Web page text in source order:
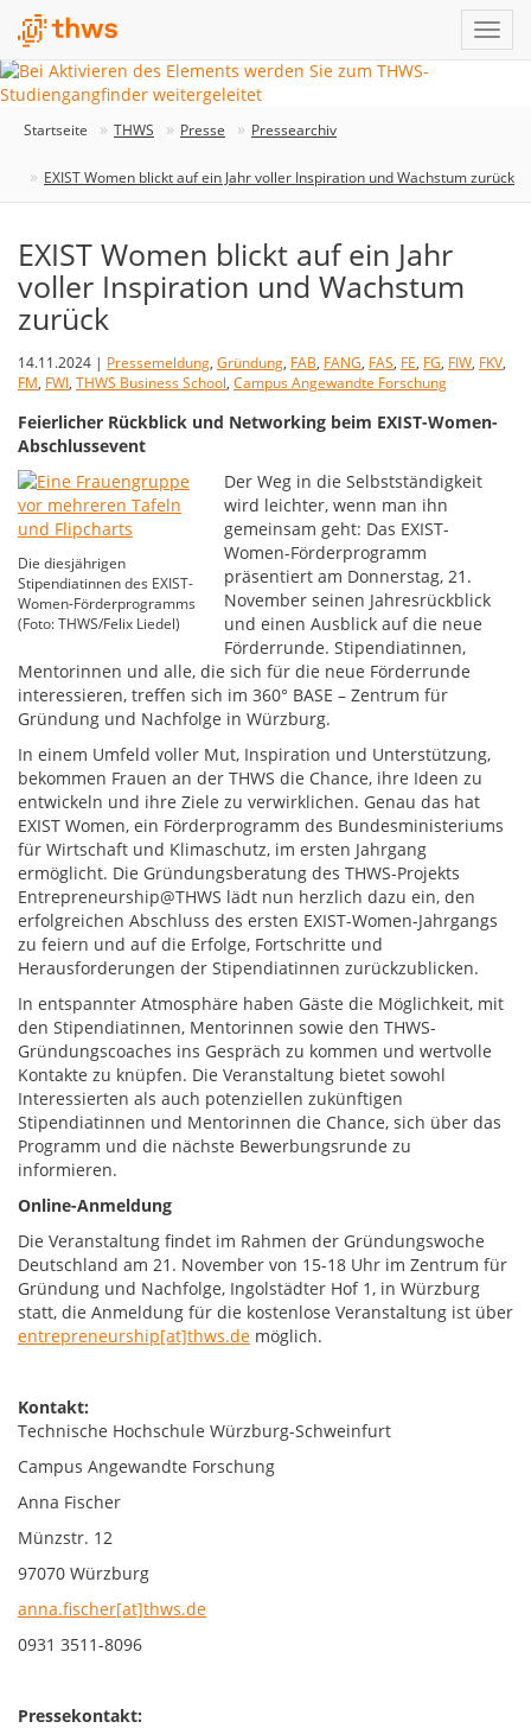
Startseite THWS Presse Pressearchiv
EXIST Women blickt auf ein Jahr voller Inspiration und Wachstum zurück
EXIST Women blickt auf ein Jahr
voller Inspiration und Wachstum
zurück
14.11.2024 | Pressemeldung, Gründung, FAB, FANG, FAS, FE, FG, FIW, FKV,
FM, FWI, THWS Business School, Campus Angewandte Forschung
Feierlicher Rückblick und Networking beim EXIST-Women-
Abschlussevent
Die diesjährigen
Stipendiatinnen des EXIST-
Women-Förderprogramms
(Foto: THWS/Felix Liedel)
Der Weg in die Selbstständigkeit
wird leichter, wenn man ihn
gemeinsam geht: Das EXIST-
Women-Förderprogramm
präsentiert am Donnerstag, 21.
November seinen Jahresrückblick
und einen Ausblick auf die neue
Förderrunde. Stipendiatinnen,
Mentorinnen und alle, die sich für die neue Förderrunde
interessieren, treffen sich im 360° BASE – Zentrum für
Gründung und Nachfolge in Würzburg.
In einem Umfeld voller Mut, Inspiration und Unterstützung,
bekommen Frauen an der THWS die Chance, ihre Ideen zu
entwickeln und ihre Ziele zu verwirklichen. Genau das hat
EXIST Women, ein Förderprogramm des Bundesministeriums
für Wirtschaft und Klimaschutz, im ersten Jahrgang
ermöglicht. Die Gründungsberatung des THWS-Projekts
Entrepreneurship@THWS lädt nun herzlich dazu ein, den
erfolgreichen Abschluss des ersten EXIST-Women-Jahrgangs
zu feiern und auf die Erfolge, Fortschritte und
Herausforderungen der Stipendiatinnen zurückzublicken.
In entspannter Atmosphäre haben Gäste die Möglichkeit, mit
den Stipendiatinnen, Mentorinnen sowie den THWS-
Gründungscoaches ins Gespräch zu kommen und wertvolle
Kontakte zu knüpfen. Die Veranstaltung bietet sowohl
Interessierten als auch potenziellen zukünftigen
Stipendiatinnen und Mentorinnen die Chance, sich über das
Programm und die nächste Bewerbungsrunde zu
informieren.
Online-Anmeldung
Die Veranstaltung findet im Rahmen der Gründungswoche
Deutschland am 21. November von 15-18 Uhr im Zentrum für
Gründung und Nachfolge, Ingolstädter Hof 1, in Würzburg
statt, die Anmeldung für die kostenlose Veranstaltung ist über
entrepreneurship[at]thws.de möglich.
Kontakt:
Technische Hochschule Würzburg-Schweinfurt
Campus Angewandte Forschung
Anna Fischer
Münzstr. 12
97070 Würzburg
anna.fischer[at]thws.de
0931 3511-8096
Pressekontakt: